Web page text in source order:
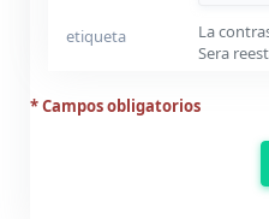
etiqueta
La
Sera
* Campos obligatorios